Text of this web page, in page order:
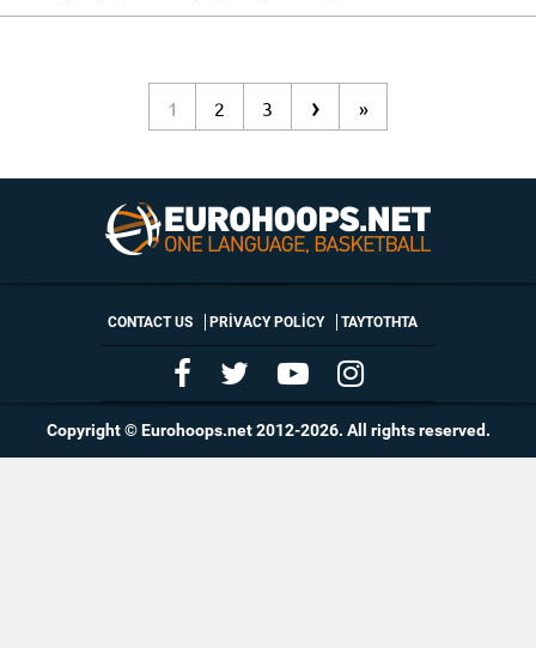
1 2 3 › »
CONTACT US PRIVACY POLICY ΤΑΥΤΟΤΗΤΑ
Copyright © Eurohoops.net 2012-2026. All rights reserved.